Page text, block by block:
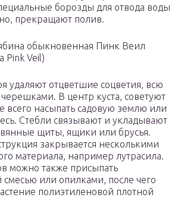
борозды для отвода воды
прекращают полив.
обыкновенная Пинк Веил
Pink Veil)
удаляют отцветшие соцветия, всю
черешками. В центр куста, советуют
всего насыпать садовую землю или
Стебли связывают и укладывают
щиты, ящики или брусья.
закрывается несколькими
материала, например лутрасила.
можно также присыпать
или опилками, после чего
полиэтиленовой плотной